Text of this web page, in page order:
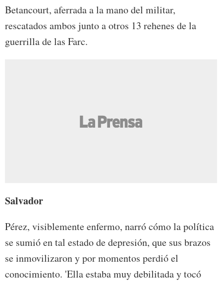
Betancourt, aferrada a la mano del militar,
rescatados ambos junto a otros 13 rehenes de la
guerrilla de las Farc.
Salvador
Pérez, visiblemente enfermo, narró cómo la política
se sumió en tal estado de depresión, que sus brazos
se inmovilizaron y por momentos perdió el
conocimiento. 'Ella estaba muy debilitada y tocó